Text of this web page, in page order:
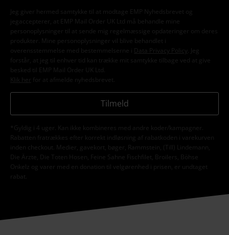
Jeg giver hermed samtykke til at modtage EMP Nyhedsbrevet og
jegaccepterer, at EMP Mail Order UK Ltd må behandle mine
personoplysninger til at sende mig regelmæssige opdateringer om deres
produkter. Mine personoplysninger vil blive behandlet i
overensstemmelse med bestemmelserne i
Data Privacy Policy
. Jeg
forstår, at jeg til enhver tid kan trække mit samtykke tilbage ved at give
besked til EMP Mail Order UK Ltd.
Klik her
for at afmelde nyhedsbrevet.
Tilmeld
*Gyldig i 4 uger. Kan ikke kombineres med andre koder/kampagner.
Rabatten fratrækkes efter korrekt indløsning af rabatkoden i varekurven
inden checkout. Medier, gavekort, bøger, Rammstein, (Till) Lindemann,
Die Ärzte, Die Toten Hosen, Feine Sahne Fischfilet, Broilers, Böhse
Onkelz og varer med en donation til velgørenhed i prisen, er undtaget
rabat.